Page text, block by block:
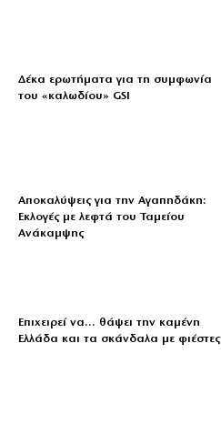
Δέκα ερωτήματα για τη συμφωνία
του «καλωδίου» GSI
Αποκαλύψεις για την Αγαπηδάκη:
Εκλογές με λεφτά του Ταμείου
Ανάκαμψης
Επιχειρεί να… θάψει την καμένη
Ελλάδα και τα σκάνδαλα με φιέστες